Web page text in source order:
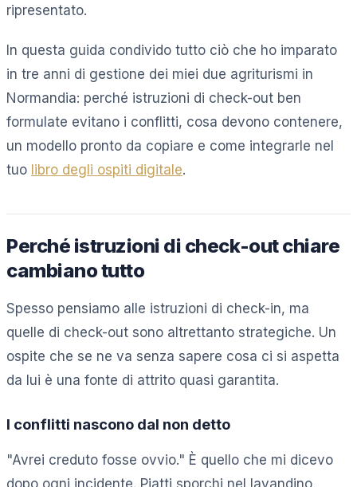
ripresentato.
In questa guida condivido tutto ciò che ho imparato
in tre anni di gestione dei miei due agriturismi in
Normandia: perché istruzioni di check-out ben
formulate evitano i conflitti, cosa devono contenere,
un modello pronto da copiare e come integrarle nel
tuo libro degli ospiti digitale.
Perché istruzioni di check-out chiare
cambiano tutto
Spesso pensiamo alle istruzioni di check-in, ma
quelle di check-out sono altrettanto strategiche. Un
ospite che se ne va senza sapere cosa ci si aspetta
da lui è una fonte di attrito quasi garantita.
I conflitti nascono dal non detto
"Avrei creduto fosse ovvio." È quello che mi dicevo
dopo ogni incidente. Piatti sporchi nel lavandino,